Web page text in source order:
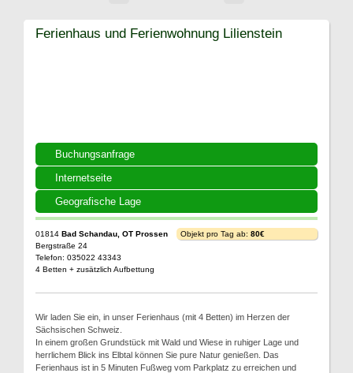
Buchungsanfrage
Internetseite
Geografische Lage
Ferienhaus und Ferienwohnung Lilienstein
01814 Bad Schandau, OT Prossen
Bergstraße 24
Telefon: 035022 43343
4 Betten + zusätzlich Aufbettung
Objekt pro Tag ab: 80€
Wir laden Sie ein, in unser Ferienhaus (mit 4 Betten) im Herzen der
Sächsischen Schweiz.
In einem großen Grundstück mit Wald und Wiese in ruhiger Lage und
herrlichem Blick ins Elbtal können Sie pure Natur genießen. Das
Ferienhaus ist in 5 Minuten Fußweg vom Parkplatz zu erreichen und